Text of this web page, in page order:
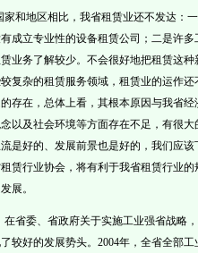
家和地区相比，我省租赁业还不发达：
成立专业性的设备租赁公司；二是许多
业务了解较少。不会很好地把租赁这
复杂的租赁服务领域，租赁业的运作
存在，总体上看，其根本原因与我省
以及社会环境等方面存在不足，有很
是好的、发展前景也是好的，我们应该
赁行业协会，将有利于我省租赁行业
展。
在省委、省政府关于实施工业强省战略
较好的发展势头。 2004年， 全省全部工